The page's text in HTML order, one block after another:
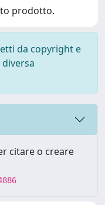
prodotto.
da copyright e
citare o creare